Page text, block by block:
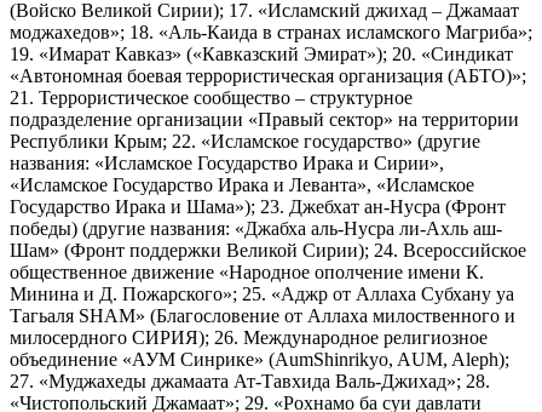
(Войско Великой Сирии); 17. «Исламский джихад – Джамаат
моджахедов»; 18. «Аль-Каида в странах исламского Магриба»;
19. «Имарат Кавказ» («Кавказский Эмират»); 20. «Синдикат
«Автономная боевая террористическая организация (АБТО)»;
21. Террористическое сообщество – структурное
подразделение организации «Правый сектор» на территории
Республики Крым; 22. «Исламское государство» (другие
названия: «Исламское Государство Ирака и Сирии»,
«Исламское Государство Ирака и Леванта», «Исламское
Государство Ирака и Шама»); 23. Джебхат ан-Нусра (Фронт
победы) (другие названия: «Джабха аль-Нусра ли-Ахль аш-
Шам» (Фронт поддержки Великой Сирии); 24. Всероссийское
общественное движение «Народное ополчение имени К.
Минина и Д. Пожарского»; 25. «Аджр от Аллаха Субхану уа
Тагьаля SHAM» (Благословение от Аллаха милоственного и
милосердного СИРИЯ); 26. Международное религиозное
объединение «АУМ Синрике» (AumShinrikyo, AUM, Aleph);
27. «Муджахеды джамаата Ат-Тавхида Валь-Джихад»; 28.
«Чистопольский Джамаат»; 29. «Рохнамо ба суи давлати